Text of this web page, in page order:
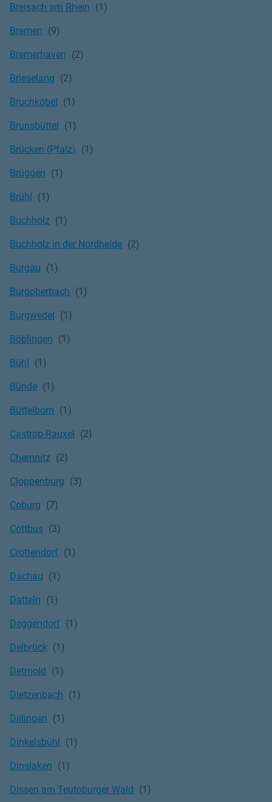
Breisach am Rhein
Bremen
Bremerhaven
Brieselang
Bruchköbel
Brunsbüttel
Brücken (Pfalz)
Brüggen
Brühl
Buchholz
Buchholz in der Nordheide
Burgau
Burgoberbach
Burgwedel
Böblingen
Bühl
Bünde
Büttelborn
Castrop-Rauxel
Chemnitz
Cloppenburg
Coburg
Cottbus
Crottendorf
Dachau
Datteln
Deggendorf
Delbrück
Detmold
Dietzenbach
Dillingen
Dinkelsbühl
Dinslaken
Dissen am Teutoburger Wald